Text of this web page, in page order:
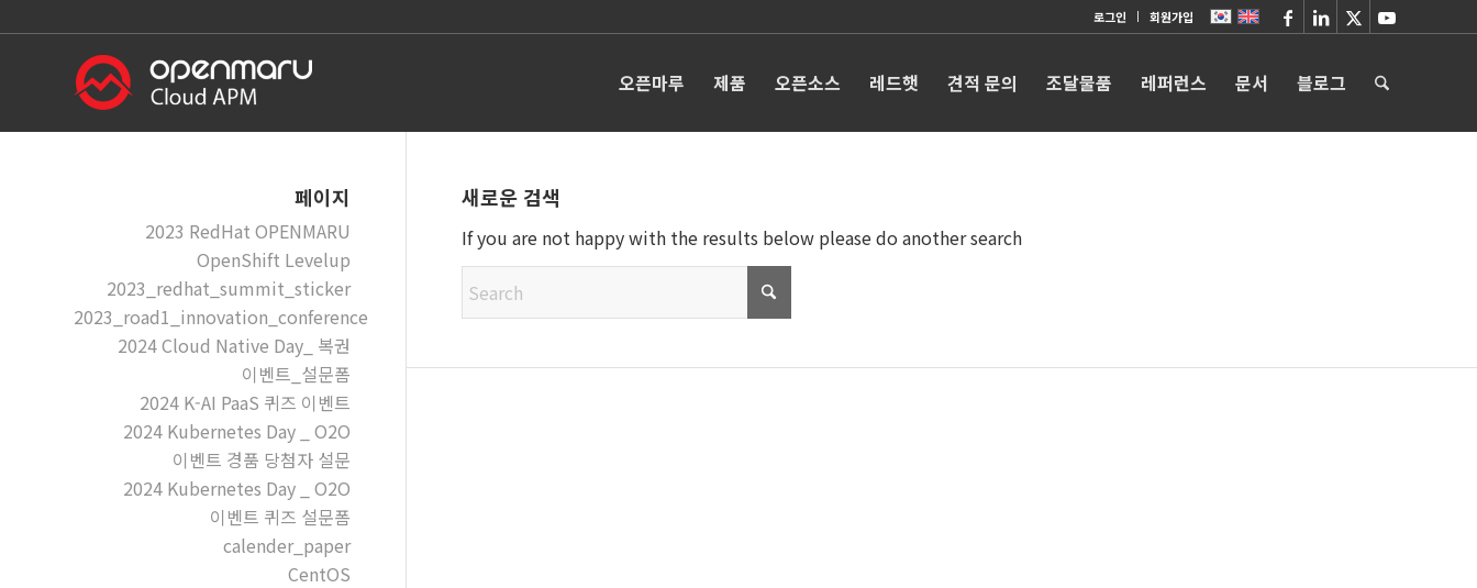
로그인 회원가입
오픈마루 제품 오픈소스 레드햇 견적 문의 조달물품 레퍼런스 문서 블로그
새로운 검색
If you are not happy with the results below please do another search
페이지
2023 RedHat OPENMARU
OpenShift Levelup
2023_redhat_summit_sticker
2023_road1_innovation_conference
2024 Cloud Native Day_ 복권
이벤트_설문폼
2024 K-AI PaaS 퀴즈 이벤트
2024 Kubernetes Day _ O2O
이벤트 경품 당첨자 설문
2024 Kubernetes Day _ O2O
이벤트 퀴즈 설문폼
calender_paper
CentOS